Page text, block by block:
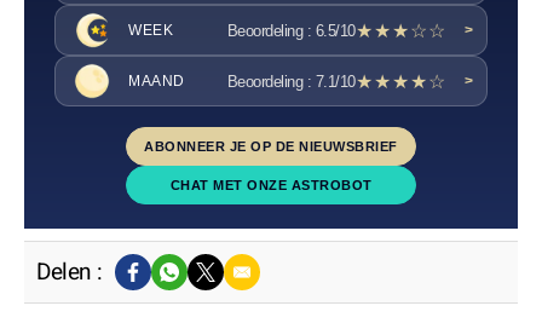
WEEK Beoordeling : 6.5/10★★★☆☆ >
MAAND Beoordeling : 7.1/10★★★★☆ >
ABONNEER JE OP DE NIEUWSBRIEF
CHAT MET ONZE ASTROBOT
Delen :